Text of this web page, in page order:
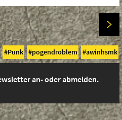
Punk pogendroblem awinhsmk
an- oder abmelden.